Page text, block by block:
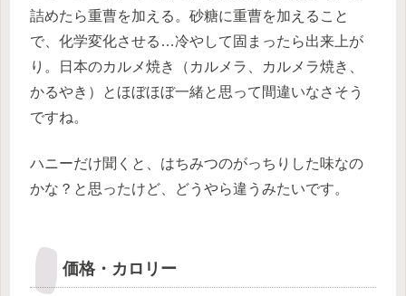
詰めたら重曹を加える。 砂糖に重曹を加えること
で、化学変化させる…冷やして固まったら出来上が
り。
日本のカルメ焼き（カルメラ、カルメラ焼き、
かるやき）と ほぼほぼ一緒と思って間違いなさそう
ですね。
ハニーだけ聞くと、はちみつのがっちりした味なの
かな？と思ったけど、
どうやら違うみたいです。
価格・カロリー